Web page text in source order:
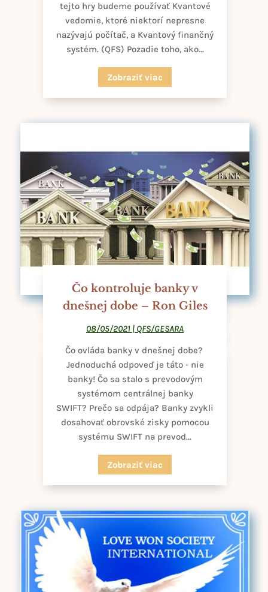
tejto hry budeme používať Kvantové
vedomie, ktoré niektorí nepresne
nazývajú počítač, a Kvantový finančný
systém. (QFS) Pozadie toho, ako...
Zobraziť viac
Čo kontroluje banky v
dnešnej dobe – Ron Giles
08/05/2021 | QFS/GESARA
Čo ovláda banky v dnešnej dobe?
Jednoduchá odpoveď je táto - nie
banky! Čo sa stalo s prevodovým
systémom centrálnej banky
SWIFT? Prečo sa odpája? Banky zvykli
dosahovať obrovské zisky pomocou
systému SWIFT na prevod...
Zobraziť viac